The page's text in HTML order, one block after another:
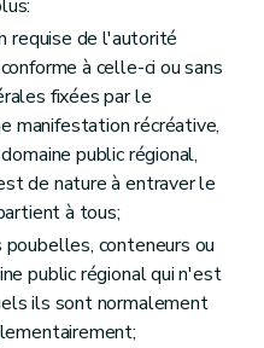
requise de l'autorité
à celle-ci ou sans
fixées par le
manifestation récréative,
public régional,
de nature à entraver le
à tous;
poubelles, conteneurs ou
public régional qui n'est
ils sont normalement